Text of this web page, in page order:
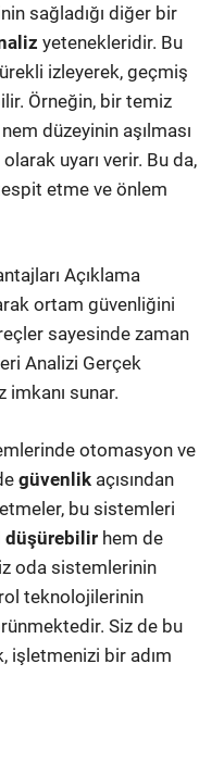
sağladığı diğer bir
yetenekleridir. Bu
izleyerek, geçmiş
Örneğin, bir temiz
düzeyinin aşılması
uyarı verir. Bu da,
etme ve önlem
Açıklama
ortam güvenliğini
sayesinde zaman
Analizi Gerçek
imkanı sunar.
otomasyon ve
güvenlik açısından
bu sistemleri
düşürebilir hem de
oda sistemlerinin
teknolojilerinin
Siz de bu
işletmenizi bir adım